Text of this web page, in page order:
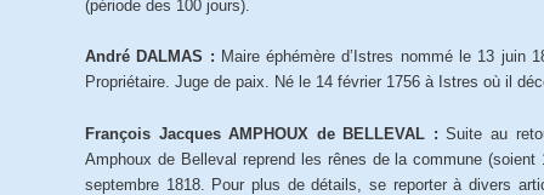
(période des 100 jours).
André DALMAS : Maire éphémère d’Istres nommé le 13 juin
Propriétaire. Juge de paix. Né le 14 février 1756 à Istres où il
François Jacques AMPHOUX de BELLEVAL :Suite au
Amphoux de Belleval reprend les rênes de la commune
septembre 1818. Pour plus de détails, se reporter à divers